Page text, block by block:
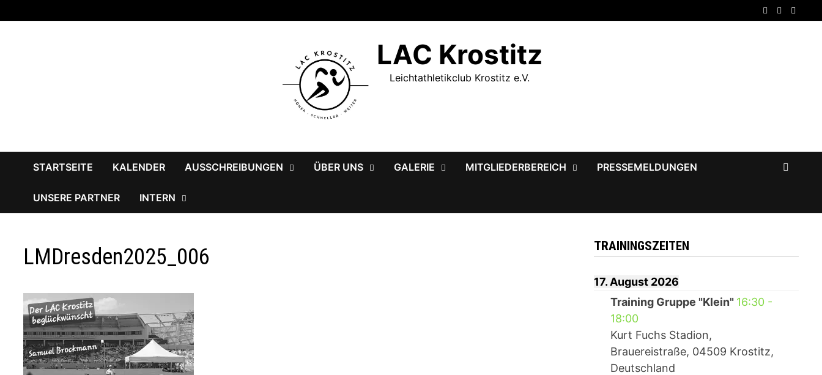
Inhalt
LAC Krostitz
Leichtathletikclub Krostitz e.V.
STARTSEITE KALENDER AUSSCHREIBUNGEN ÜBER UNS GALERIE MITGLIEDERBEREICH PRESSEMELDUNGEN
UNSERE PARTNER INTERN
LMDresden2025_006 TRAININGSZEITEN
17. August 2026
Training Gruppe "Klein" 16:30-
18:00
Kurt Fuchs Stadion,
Brauereistraße, 04509 Krostitz,
Deutschland